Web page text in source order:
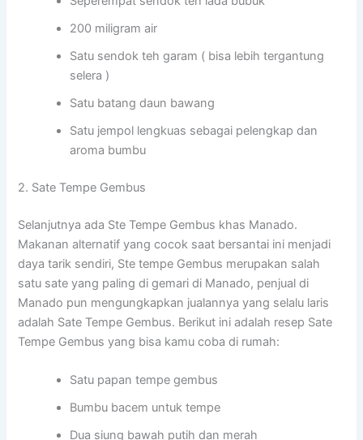
200 miligram air
Satu sendok teh garam ( bisa lebih tergantung
selera )
Satu batang daun bawang
Satu jempol lengkuas sebagai pelengkap dan
aroma bumbu
2. Sate Tempe Gembus
Selanjutnya ada Ste Tempe Gembus khas Manado.
Makanan alternatif yang cocok saat bersantai ini menjadi
daya tarik sendiri, Ste tempe Gembus merupakan salah
satu sate yang paling di gemari di Manado, penjual di
Manado pun mengungkapkan jualannya yang selalu laris
adalah Sate Tempe Gembus. Berikut ini adalah resep Sate
Tempe Gembus yang bisa kamu coba di rumah:
Satu papan tempe gembus
Bumbu bacem untuk tempe
Dua siung bawah putih dan merah